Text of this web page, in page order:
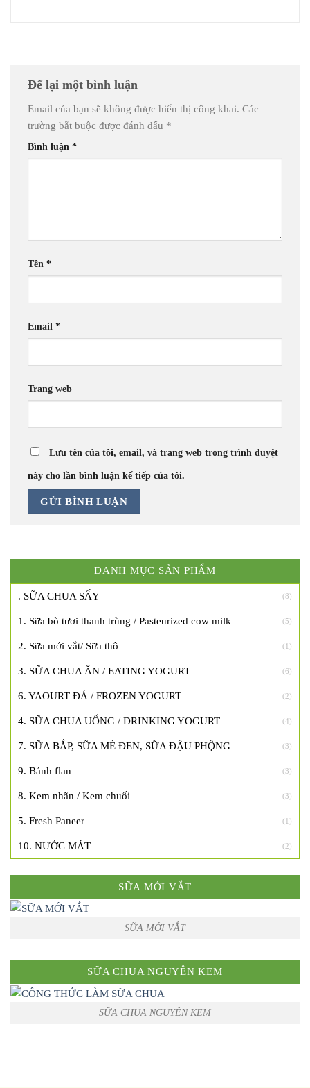
Để lại một bình luận
Email của bạn sẽ không được hiển thị công khai. Các
trường bắt buộc được đánh dấu *
Bình luận *
Tên *
Email *
Trang web
Lưu tên của tôi, email, và trang web trong trình duyệt
này cho lần bình luận kế tiếp của tôi.
DANH MỤC SẢN PHẨM
. SỮA CHUA SẤY (8)
1. Sữa bò tươi thanh trùng / Pasteurized cow milk (5)
2. Sữa mới vắt/ Sữa thô (1)
3. SỮA CHUA ĂN / EATING YOGURT (6)
6. YAOURT ĐÁ / FROZEN YOGURT (2)
4. SỮA CHUA UỐNG / DRINKING YOGURT (4)
7. SỮA BẮP, SỮA MÈ ĐEN, SỮA ĐẬU PHỘNG (3)
9. Bánh flan (3)
8. Kem nhãn / Kem chuối (3)
5. Fresh Paneer (1)
10. NƯỚC MÁT (2)
SỮA MỚI VẮT
SỮA MỚI VẮT
SỮA CHUA NGUYÊN KEM
SỮA CHUA NGUYÊN KEM